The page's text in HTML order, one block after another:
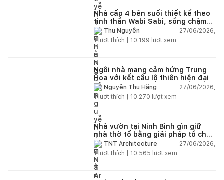
Nhà cấp 4 bên suối thiết kế theo
tinh thần Wabi Sabi, sống chậm
giữa thiên nhiên
Thu Nguyễn
27/06/2026,
1lượt thích | 10.199 lượt xem
Ngôi nhà mang cảm hứng Trung
Hoa với kết cấu lộ thiên hiện đại
Nguyễn Thu Hằng
27/06/2026,
1lượt thích | 10.270 lượt xem
Nhà vườn tại Ninh Bình gìn giữ
nhà thờ tổ bằng giải pháp tổ chức
lại không gian
TNT Architecture
27/06/2026,
1lượt thích | 10.565 lượt xem